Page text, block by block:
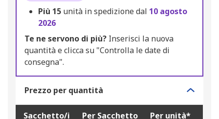
Più 15 unità in spedizione dal 10 agosto
2026
Te ne servono di più? Inserisci la nuova
quantità e clicca su "Controlla le date di
consegna".
Prezzo per quantità
Sacchetto/i Per Sacchetto Per unità*